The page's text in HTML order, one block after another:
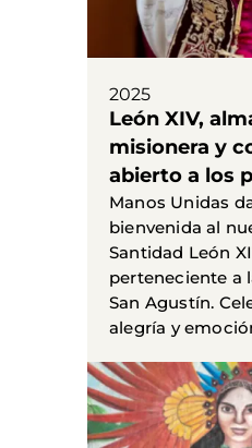
2025
León XIV,
misionera y
abierto a los
Manos Unidas
bienvenida al
Santidad León
perteneciente a
San Agustín.
alegría y